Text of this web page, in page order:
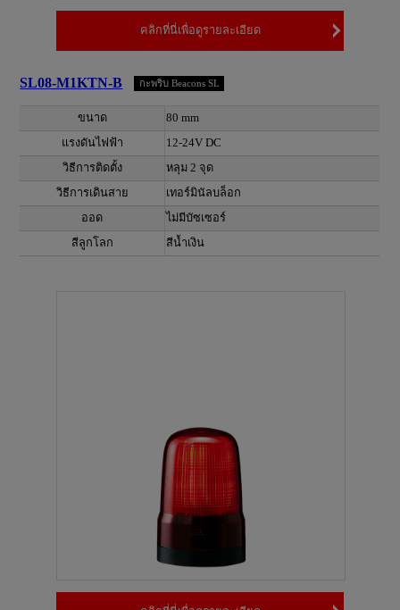
คลิกที่นี่เพื่อดูรายละเอียด
SL08-M1KTN-B กะพริบ Beacons SL
ขนาด
80 mm
แรงดันไฟฟ้า
12-24V DC
วิธีการติดตั้ง
หลุม 2 จุด
วิธีการเดินสาย
เทอร์มินัลบล็อก
ออด
ไม่มีบัซเซอร์
สีลูกโลก
สีน้ำเงิน